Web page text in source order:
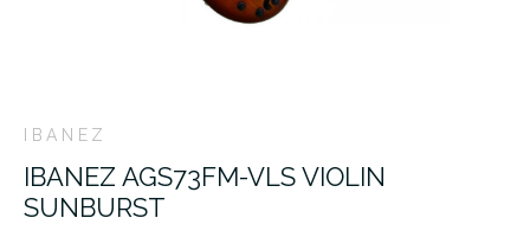
IBANEZ
IBANEZ AGS73FM-VLS VIOLIN
SUNBURST